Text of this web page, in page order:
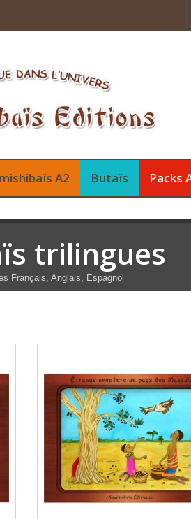
A2 Butaïs Packs
trilingues
Français, Anglais, Espagnol